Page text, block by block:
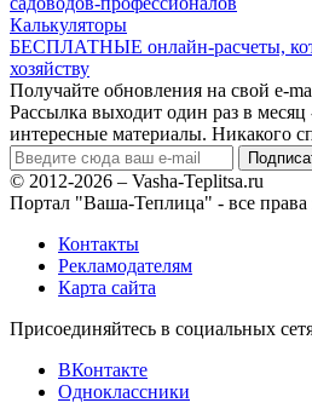
Калькуляторы
БЕСПЛАТНЫЕ онлайн-расчеты,
хозяйству
Получайте обновления на свой e-
Рассылка выходит один раз в месяц
интересные материалы. Никакого
© 2012-2026 – Vasha-Teplitsa.ru
Портал "Ваша-Теплица" - все
Контакты
Рекламодателям
Карта сайта
Присоединяйтесь в социальных
ВКонтакте
Одноклассники